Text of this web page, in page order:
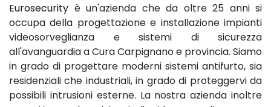
Eurosecurity è un'azienda che da oltre 25 anni si
occupa della progettazione e installazione impianti
videosorveglianza e sistemi di sicurezza
all'avanguardia a Cura Carpignano e provincia. Siamo
in grado di progettare moderni sistemi antifurto, sia
residenziali che industriali, in grado di proteggervi da
possibili intrusioni esterne. La nostra azienda inoltre